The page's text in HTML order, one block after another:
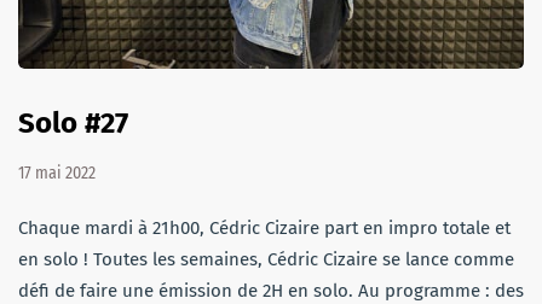
Solo #27
17 mai 2022
Chaque mardi à 21h00, Cédric Cizaire part en impro totale et
en solo ! Toutes les semaines, Cédric Cizaire se lance comme
défi de faire une émission de 2H en solo. Au programme : des